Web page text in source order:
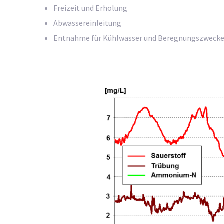
Freizeit und Erholung
Abwassereinleitung
Entnahme für Kühlwasser und Beregnungszwecke